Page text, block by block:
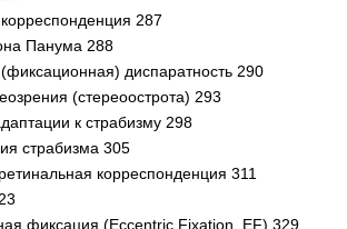
287
Панума 288
диспаратность 290
(стереоострота) 293
к страбизму 298
страбизма 305
корреспонденция 311
фиксация (Eccentric Fixation, EF) 329